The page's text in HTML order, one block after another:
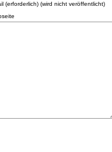
(erforderlich) (wird nicht veröffentlicht)